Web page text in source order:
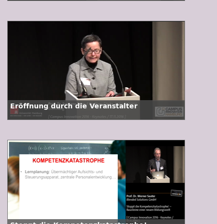
Eröffnung durch die Veranstalter